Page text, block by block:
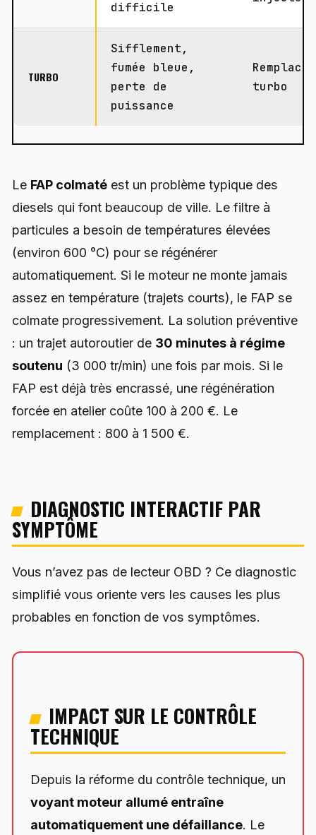
difficile
TURBO
Sifflement,
fumée bleue,
perte de
puissance
turbo
Le FAP colmaté est un problème typique des
diesels qui font beaucoup de ville. Le filtre à
particules a besoin de températures élevées
(environ 600 °C) pour se régénérer
automatiquement. Si le moteur ne monte jamais
assez en température (trajets courts), le FAP se
colmate progressivement. La solution préventive
: un trajet autoroutier de 30 minutes à régime
soutenu (3 000 tr/min) une fois par mois. Si le
FAP est déjà très encrassé, une régénération
forcée en atelier coûte 100 à 200 €. Le
remplacement : 800 à 1 500 €.
DIAGNOSTIC INTERACTIF PAR
SYMPTÔME
Vous n’avez pas de lecteur OBD ? Ce diagnostic
simplifié vous oriente vers les causes les plus
probables en fonction de vos symptômes.
IMPACT SUR LE CONTRÔLE
TECHNIQUE
Depuis la réforme du contrôle technique, un
voyant moteur allumé entraîne
automatiquement une défaillance. Le